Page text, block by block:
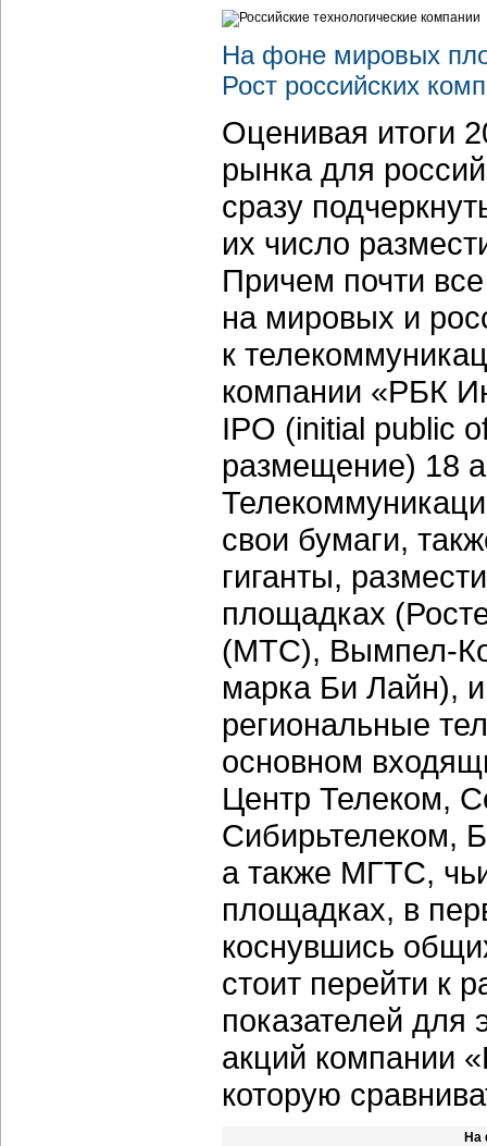
На фоне мировых
Рост российских
Оценивая итоги
рынка для
сразу
их число
Причем почти
на мировых и
к
компании «РБК
IPO (initial public
размещение) 18
свои бумаги,
гиганты,
площадках
(МТС), Вымпел-
марка Би Лайн),
региональные
основном
Центр Телеком,
Сибирьтелеком,
а также МГТС,
площадках, в
коснувшись
стоит перейти к
показателей для
акций компании
которую
На